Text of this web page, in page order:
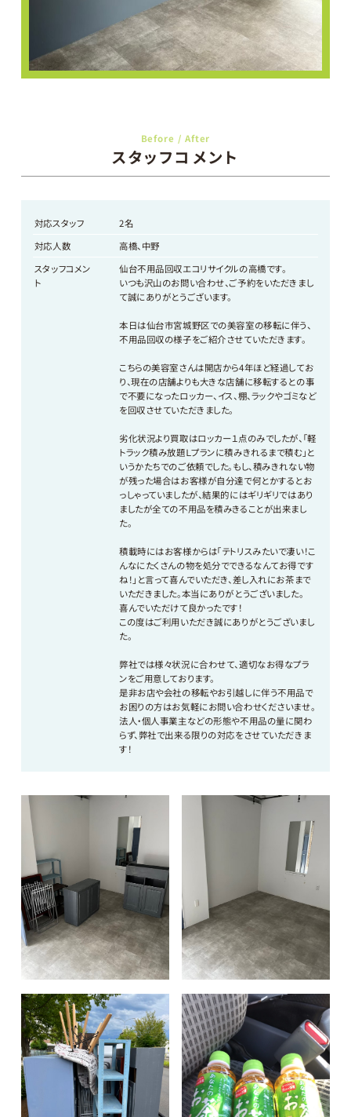
Before / After
スタッフコメント
対応スタッフ
2名
対応人数
高橋、中野
スタッフコメン
ト
仙台不用品回収エコリサイクルの高橋です。
いつも沢山のお問い合わせ、ご予約をいただきまし
て誠にありがとうございます。
本日は仙台市宮城野区での美容室の移転に伴う、
不用品回収の様子をご紹介させていただきます。
こちらの美容室さんは開店から4年ほど経過してお
り、現在の店舗よりも大きな店舗に移転するとの事
で不要になったロッカー、イス、棚、ラックやゴミなど
を回収させていただきました。
劣化状況より買取はロッカー１点のみでしたが、「軽
トラック積み放題Ｌプランに積みきれるまで積む」と
いうかたちでのご依頼でした。もし、積みきれない物
が残った場合はお客様が自分達で何とかするとお
っしゃっていましたが、結果的にはギリギリではあり
ましたが全ての不用品を積みきることが出来まし
た。
積載時にはお客様からは「テトリスみたいで凄い！こ
んなにたくさんの物を処分でできるなんてお得です
ね！」と言って喜んでいただき、差し入れにお茶まで
いただきました。本当にありがとうございました。
喜んでいただけて良かったです！
この度はご利用いただき誠にありがとうございまし
た。
弊社では様々状況に合わせて、適切なお得なプラ
ンをご用意しております。
是非お店や会社の移転やお引越しに伴う不用品で
お困りの方はお気軽にお問い合わせくださいませ。
法人・個人事業主などの形態や不用品の量に関わ
らず、弊社で出来る限りの対応をさせていただきま
す！